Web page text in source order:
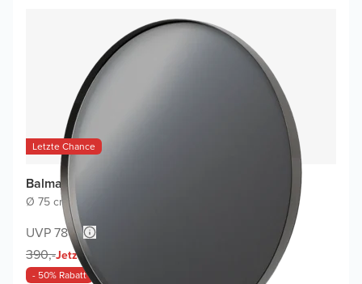
Letzte Chance
Balmani Giro Round Badspiegel
Ø 75 cm |GunMetal
UVP 780,-
390,-Jetzt195,-
- 50% Rabatt